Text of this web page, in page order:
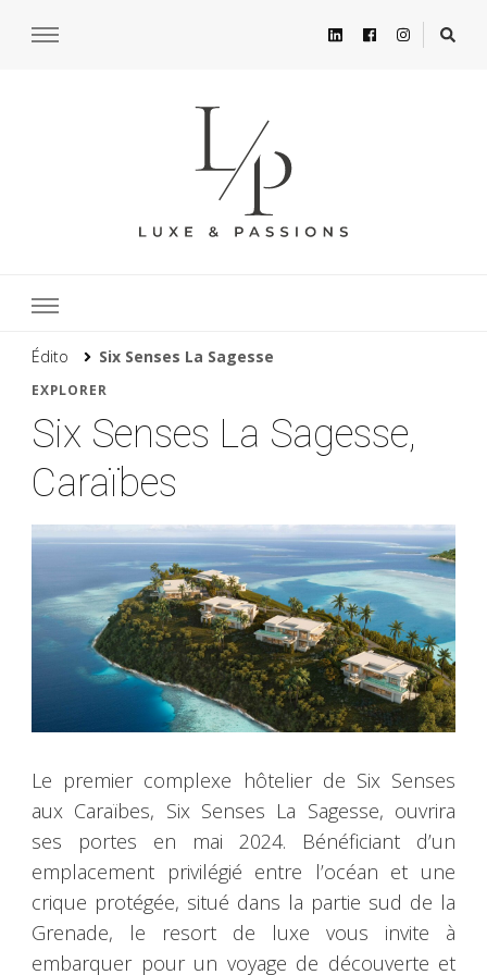
Édito Six Senses La Sagesse
EXPLORER
Six Senses La Sagesse,
Caraïbes
Le premier complexe hôtelier de Six Senses
aux Caraïbes, Six Senses La Sagesse, ouvrira
ses portes en mai 2024. Bénéficiant d’un
emplacement privilégié entre l’océan et une
crique protégée, situé dans la partie sud de la
Grenade, le resort de luxe vous invite à
embarquer pour un voyage de découverte et